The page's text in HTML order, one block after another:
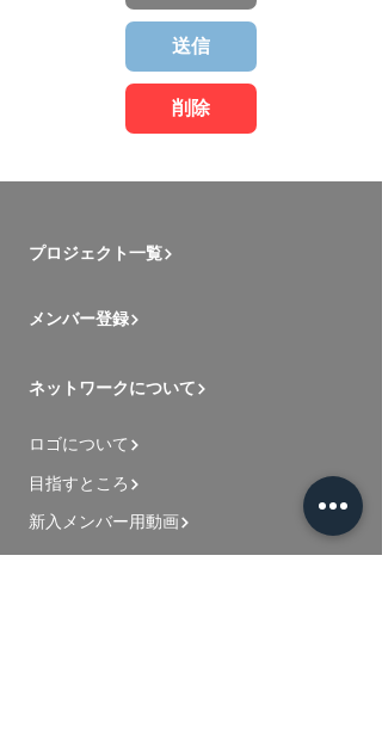
送信
削除
プロジェクト一覧
メンバー登録
ネットワークについて
ロゴについて
目指すところ
新入メンバー用動画